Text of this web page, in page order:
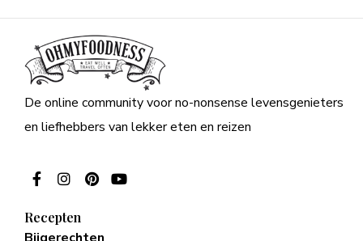
De online community voor no-nonsense levensgenieters
en liefhebbers van lekker eten en reizen
Recepten